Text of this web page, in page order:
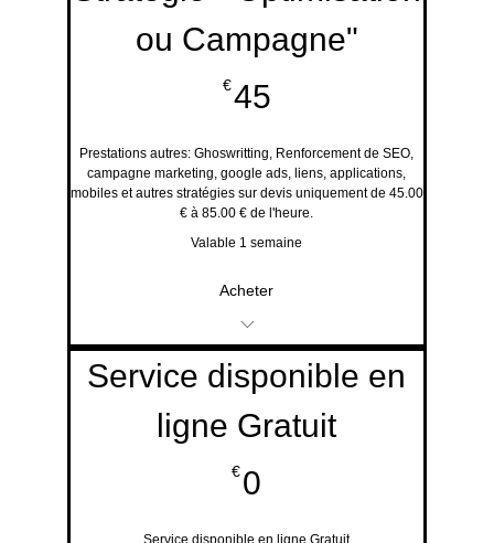
ou Campagne"
€45
Prestations autres: Ghoswritting, Renforcement de SEO,
campagne marketing, google ads, liens, applications,
mobiles et autres stratégies sur devis uniquement de 45.00
€ à 85.00 € de l'heure.
Valable 1 semaine
Acheter
Service disponible en
ligne Gratuit
Création de Site Web
Design
Service disponible en
ligne Gratuit
€0